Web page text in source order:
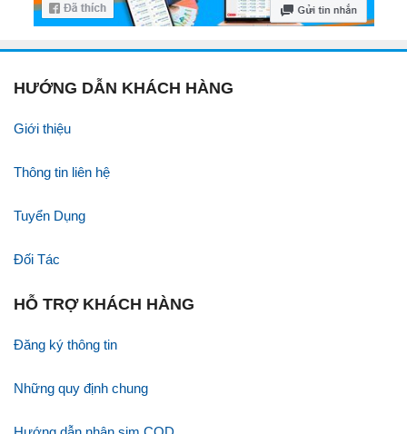
HƯỚNG DẪN KHÁCH HÀNG
Giới thiệu
Thông tin liên hệ
Tuyển Dụng
Đối Tác
HỖ TRỢ KHÁCH HÀNG
Đăng ký thông tin
Những quy định chung